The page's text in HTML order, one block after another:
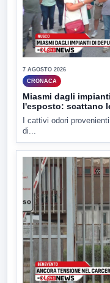
7 AGOSTO 2026
CRONACA
Miasmi dagli
l'esposto: scattano
I cattivi odori
di...